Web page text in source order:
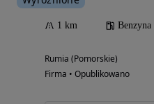
1 km Benzyna
Rumia (Pomorskie)
Firma • Opublikowano